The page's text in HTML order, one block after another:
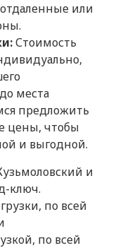
или
Стоимость
места
предложить
цены, чтобы
и выгодной.
и
ключ.
по всей
по всей